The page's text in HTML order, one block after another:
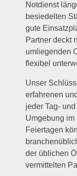
Notdienst
besiedelten
gute
Partner deckt
umliegenden
flexibel
Unser
erfahrenen
jeder Tag-
Umgebung im
Feiertagen
der üblichen
vermittelten